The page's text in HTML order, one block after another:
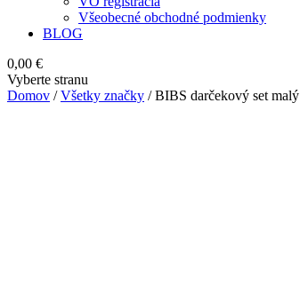
Všeobecné obchodné podmienky
BLOG
0,00 €
Vyberte stranu
Domov /Všetky značky / BIBS darčekový set malý